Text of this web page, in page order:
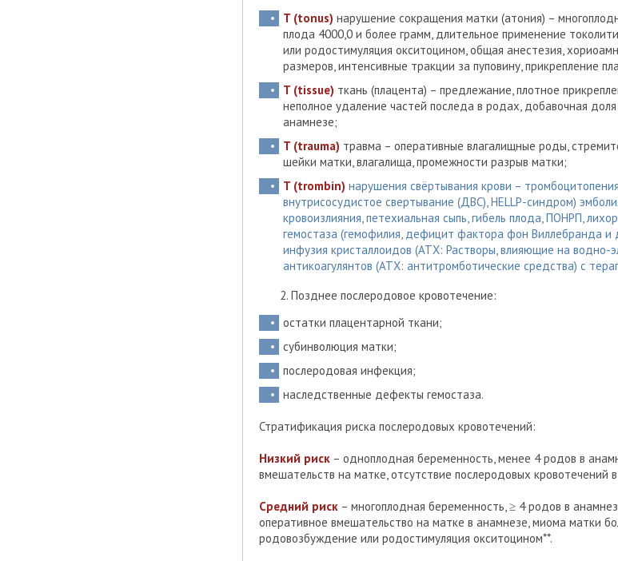
T (tonus) нарушение сокращения матки (атония) –
плода 4000,0 и более грамм, длительное применение
или родостимуляция окситоцином, общая анестезия,
размеров, интенсивные тракции за пуповину, прикрепление
T (tissue) ткань (плацента) – предлежание, плотное
неполное удаление частей последа в родах, добавочная
анамнезе;
T (trauma) травма – оперативные влагалищные роды,
шейки матки, влагалища, промежности разрыв матки;
T (trombin) нарушения свёртывания крови –
внутрисосудистое свертывание (ДВС), HELLP-синдром)
кровоизлияния, петехиальная сыпь, гибель плода, ПОНРП,
гемостаза (гемофилия, дефицит фактора фон Виллебранда и
инфузия кристаллоидов (АТХ: Растворы, влияющие на водно-
антикоагулянтов (АТХ: антитромботические средства) с
Позднее послеродовое кровотечение:
остатки плацентарной ткани;
субинволюция матки;
послеродовая инфекция;
наследственные дефекты гемостаза.
Стратификация риска послеродовых кровотечений:
Низкий риск – одноплодная беременность, менее 4 родов в
вмешательств на матке, отсутствие послеродовых кровотечений
Средний риск – многоплодная беременность, ≥ 4 родов в
оперативное вмешательство на матке в анамнезе, миома матки
родовозбуждение или родостимуляция окситоцином**.